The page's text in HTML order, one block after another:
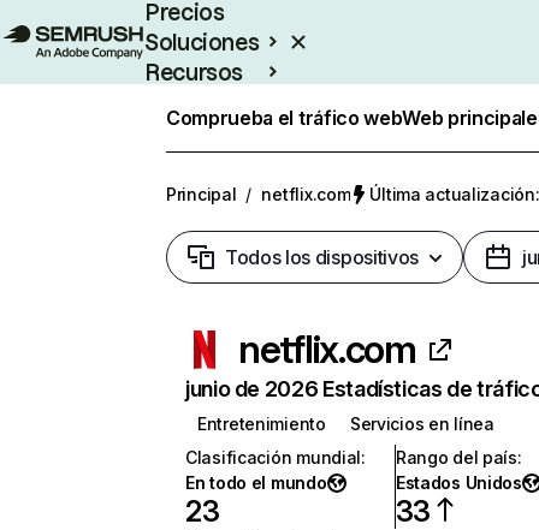
Precios
Soluciones
Recursos
Comprueba el tráfico webWeb
Principal / netflix.com Última
Todos los dispositivos
netflix.com
junio de 2026 Estadísticas de
Entretenimiento
Servicios en línea
Clasificación mundial:
En todo el mundo
23
Rango del país:
Estados Unidos
33